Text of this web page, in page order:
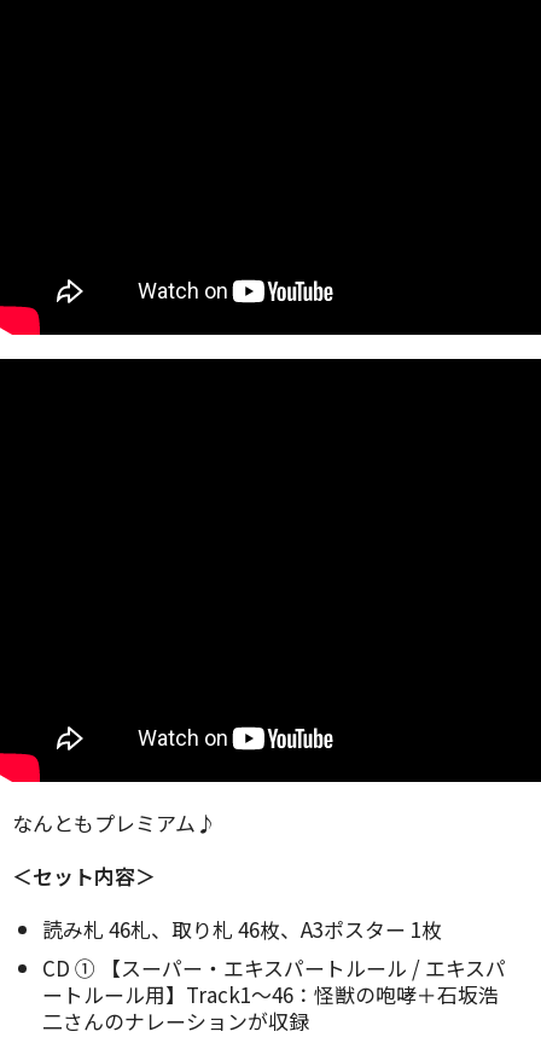
なんともプレミアム♪
＜セット内容＞
読み札 46札、取り札 46枚、A3ポスター 1枚
CD ① 【スーパー・エキスパートルール / エキスパ
ートルール用】Track1～46：怪獣の咆哮＋石坂浩
二さんのナレーションが収録